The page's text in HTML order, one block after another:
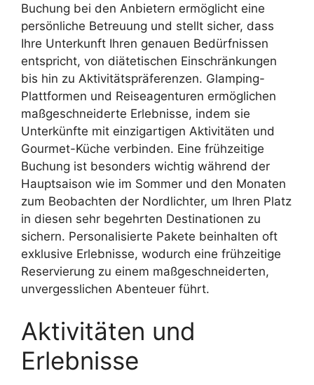
Buchung bei den Anbietern ermöglicht eine
persönliche Betreuung und stellt sicher, dass
Ihre Unterkunft Ihren genauen Bedürfnissen
entspricht, von diätetischen Einschränkungen
bis hin zu Aktivitätspräferenzen. Glamping-
Plattformen und Reiseagenturen ermöglichen
maßgeschneiderte Erlebnisse, indem sie
Unterkünfte mit einzigartigen Aktivitäten und
Gourmet-Küche verbinden. Eine frühzeitige
Buchung ist besonders wichtig während der
Hauptsaison wie im Sommer und den Monaten
zum Beobachten der Nordlichter, um Ihren Platz
in diesen sehr begehrten Destinationen zu
sichern. Personalisierte Pakete beinhalten oft
exklusive Erlebnisse, wodurch eine frühzeitige
Reservierung zu einem maßgeschneiderten,
unvergesslichen Abenteuer führt.
Aktivitäten und
Erlebnisse